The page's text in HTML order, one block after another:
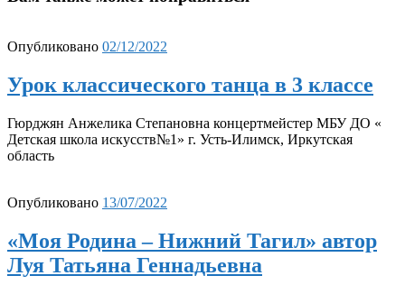
Опубликовано 02/12/2022
Урок классического танца в 3 классе
Гюрджян Анжелика Степановна концертмейстер МБУ ДО «
Детская школа искусств№1» г. Усть-Илимск, Иркутская
область
Опубликовано 13/07/2022
«Моя Родина – Нижний Тагил» автор
Луя Татьяна Геннадьевна